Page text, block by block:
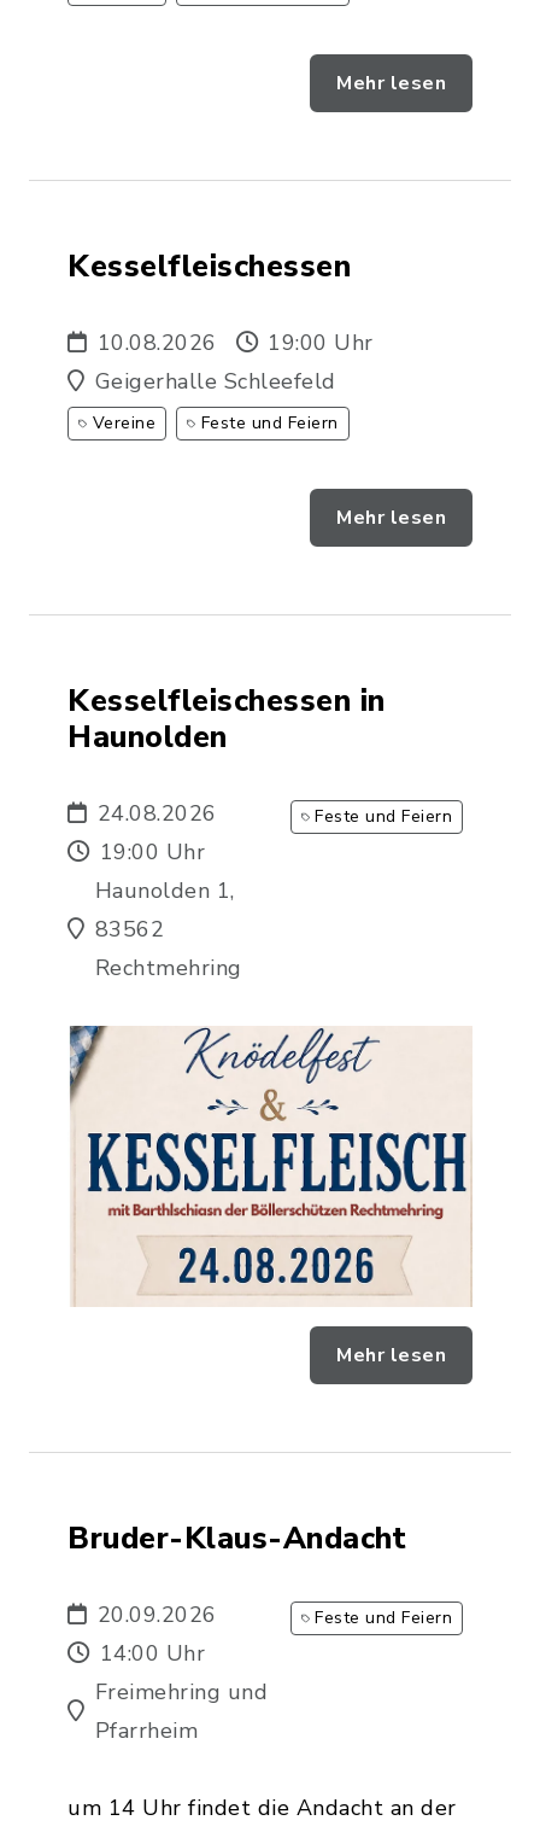
Mehr lesen
Kesselfleischessen
10.08.2026
19:00 Uhr
Geigerhalle Schleefeld
Vereine Feste und Feiern
Mehr lesen
Kesselfleischessen in
Haunolden
24.08.2026
19:00 Uhr
Haunolden 1,
83562
Rechtmehring
Feste und Feiern
Mehr lesen
Bruder-Klaus-Andacht
20.09.2026
14:00 Uhr
Freimehring und
Pfarrheim
Feste und Feiern
um 14 Uhr findet die Andacht an der